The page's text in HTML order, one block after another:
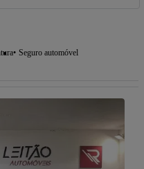
Seguro automóvel